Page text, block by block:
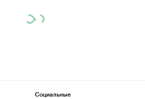
Социальные